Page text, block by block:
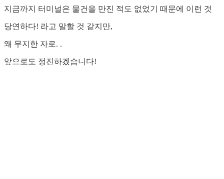
지금까지 터미널은 물건을 만진 적도 없었기 때문에 이런 것
당연하다! 라고 말할 것 같지만,
왜 무지한 자로. .
앞으로도 정진하겠습니다!